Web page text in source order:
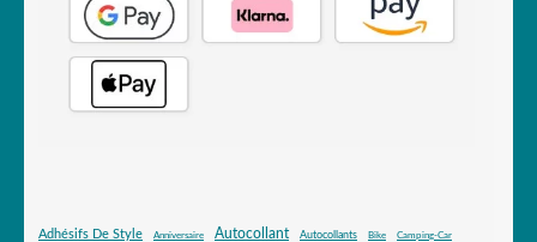
Adhésifs De Style Anniversaire Autocollant Autocollants Bike Camping-Car